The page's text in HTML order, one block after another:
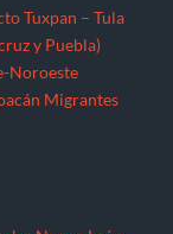
Tuxpan – Tula
y Puebla)
Noroeste
Migrantes